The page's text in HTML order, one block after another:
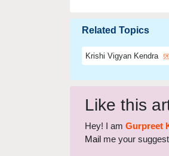
Krishi Vigyan Kendra
Like this
Hey! I am Gurpreet